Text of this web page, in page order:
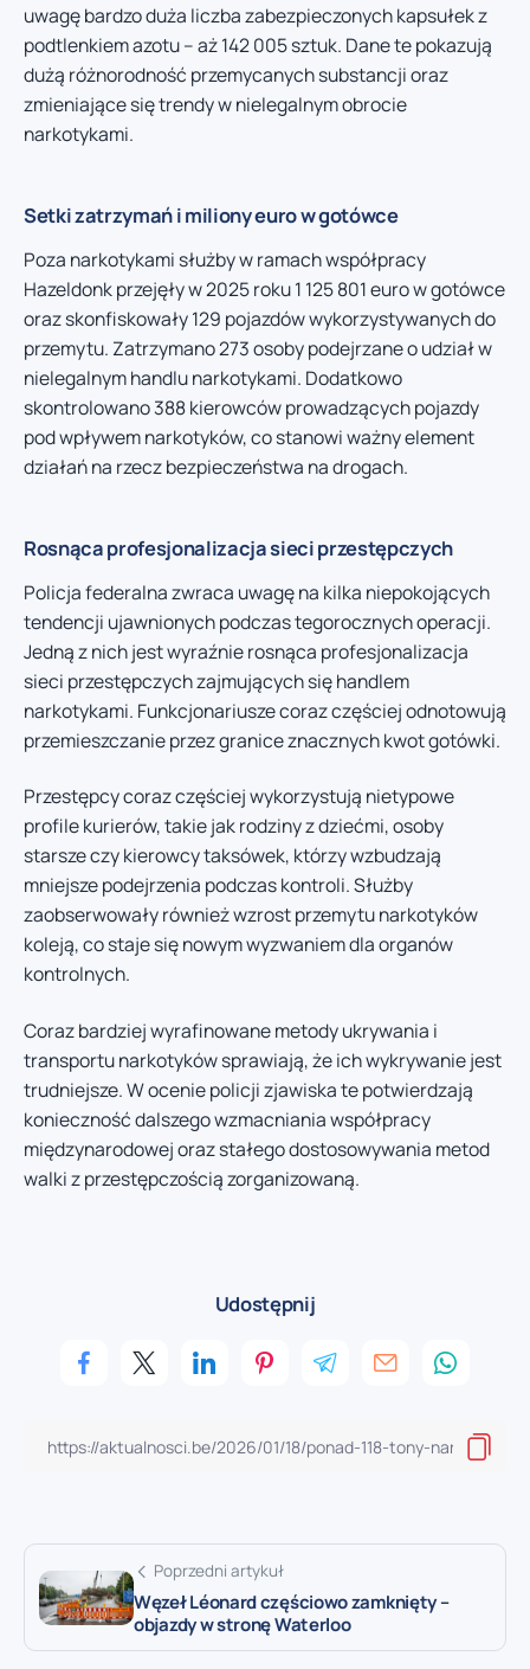
uwagę bardzo duża liczba zabezpieczonych kapsułek z
podtlenkiem azotu – aż 142 005 sztuk. Dane te pokazują
dużą różnorodność przemycanych substancji oraz
zmieniające się trendy w nielegalnym obrocie
narkotykami.
Setki zatrzymań i miliony euro w gotówce
Poza narkotykami służby w ramach współpracy
Hazeldonk przejęły w 2025 roku 1 125 801 euro w gotówce
oraz skonfiskowały 129 pojazdów wykorzystywanych do
przemytu. Zatrzymano 273 osoby podejrzane o udział w
nielegalnym handlu narkotykami. Dodatkowo
skontrolowano 388 kierowców prowadzących pojazdy
pod wpływem narkotyków, co stanowi ważny element
działań na rzecz bezpieczeństwa na drogach.
Rosnąca profesjonalizacja sieci przestępczych
Policja federalna zwraca uwagę na kilka niepokojących
tendencji ujawnionych podczas tegorocznych operacji.
Jedną z nich jest wyraźnie rosnąca profesjonalizacja
sieci przestępczych zajmujących się handlem
narkotykami. Funkcjonariusze coraz częściej odnotowują
przemieszczanie przez granice znacznych kwot gotówki.
Przestępcy coraz częściej wykorzystują nietypowe
profile kurierów, takie jak rodziny z dziećmi, osoby
starsze czy kierowcy taksówek, którzy wzbudzają
mniejsze podejrzenia podczas kontroli. Służby
zaobserwowały również wzrost przemytu narkotyków
koleją, co staje się nowym wyzwaniem dla organów
kontrolnych.
Coraz bardziej wyrafinowane metody ukrywania i
transportu narkotyków sprawiają, że ich wykrywanie jest
trudniejsze. W ocenie policji zjawiska te potwierdzają
konieczność dalszego wzmacniania współpracy
międzynarodowej oraz stałego dostosowywania metod
walki z przestępczością zorganizowaną.
Udostępnij
Poprzedni artykuł
Węzeł Léonard częściowo zamknięty –
objazdy w stronę Waterloo